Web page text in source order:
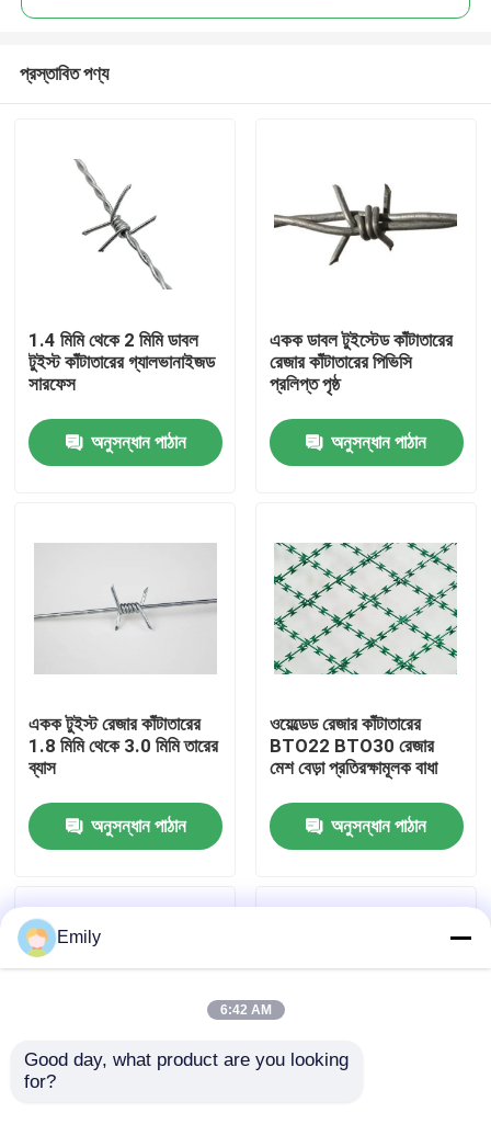
কারখানা পরিদর্শন
খবর
প্রসারিত ধাতু তারের জাল
প্রস্তাবিত পণ্য
1.4 মিমি থেকে 2 মিমি ডাবল
টুইস্ট কাঁটাতারের গ্যালভানাইজড
সারফেস
অনুসন্ধান পাঠান
একক ডাবল টুইস্টেড কাঁটাতারের
রেজার কাঁটাতারের পিভিসি
প্রলিপ্ত পৃষ্ঠ
অনুসন্ধান পাঠান
একক টুইস্ট রেজার কাঁটাতারের
1.8 মিমি থেকে 3.0 মিমি তারের
ব্যাস
অনুসন্ধান পাঠান
ওয়েল্ডেড রেজার কাঁটাতারের
BTO22 BTO30 রেজার
মেশ বেড়া প্রতিরক্ষামূলক বাধা
অনুসন্ধান পাঠান
Emily
6:42 AM
Good day, what product are you looking
for?